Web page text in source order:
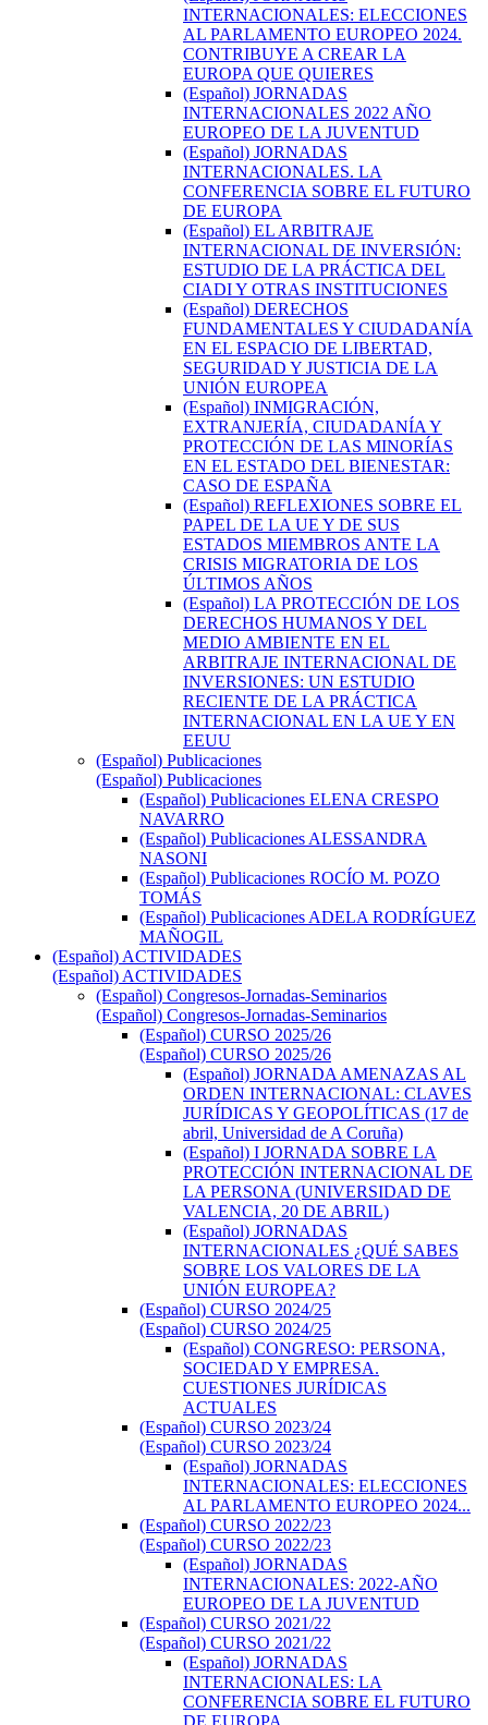
INTERNACIONALES: ELECCIONES
AL PARLAMENTO EUROPEO 2024.
CONTRIBUYE A CREAR LA
EUROPA QUE QUIERES
(Español) JORNADAS
INTERNACIONALES 2022 AÑO
EUROPEO DE LA JUVENTUD
(Español) JORNADAS
INTERNACIONALES. LA
CONFERENCIA SOBRE EL FUTURO
DE EUROPA
(Español) EL ARBITRAJE
INTERNACIONAL DE INVERSIÓN:
ESTUDIO DE LA PRÁCTICA DEL
CIADI Y OTRAS INSTITUCIONES
(Español) DERECHOS
FUNDAMENTALES Y CIUDADANÍA
EN EL ESPACIO DE LIBERTAD,
SEGURIDAD Y JUSTICIA DE LA
UNIÓN EUROPEA
(Español) INMIGRACIÓN,
EXTRANJERÍA, CIUDADANÍA Y
PROTECCIÓN DE LAS MINORÍAS
EN EL ESTADO DEL BIENESTAR:
CASO DE ESPAÑA
(Español) REFLEXIONES SOBRE EL
PAPEL DE LA UE Y DE SUS
ESTADOS MIEMBROS ANTE LA
CRISIS MIGRATORIA DE LOS
ÚLTIMOS AÑOS
(Español) LA PROTECCIÓN DE LOS
DERECHOS HUMANOS Y DEL
MEDIO AMBIENTE EN EL
ARBITRAJE INTERNACIONAL DE
INVERSIONES: UN ESTUDIO
RECIENTE DE LA PRÁCTICA
INTERNACIONAL EN LA UE Y EN
EEUU
(Español) Publicaciones
(Español) Publicaciones
(Español) Publicaciones ELENA CRESPO
NAVARRO
(Español) Publicaciones ALESSANDRA
NASONI
(Español) Publicaciones ROCÍO M. POZO
TOMÁS
(Español) Publicaciones ADELA RODRÍGUEZ
MAÑOGIL
(Español) ACTIVIDADES
(Español) ACTIVIDADES
(Español) Congresos-Jornadas-Seminarios
(Español) Congresos-Jornadas-Seminarios
(Español) CURSO 2025/26
(Español) CURSO 2025/26
(Español) JORNADA AMENAZAS AL
ORDEN INTERNACIONAL: CLAVES
JURÍDICAS Y GEOPOLÍTICAS (17 de
abril, Universidad de A Coruña)
(Español) I JORNADA SOBRE LA
PROTECCIÓN INTERNACIONAL DE
LA PERSONA (UNIVERSIDAD DE
VALENCIA, 20 DE ABRIL)
(Español) JORNADAS
INTERNACIONALES ¿QUÉ SABES
SOBRE LOS VALORES DE LA
UNIÓN EUROPEA?
(Español) CURSO 2024/25
(Español) CURSO 2024/25
(Español) CONGRESO: PERSONA,
SOCIEDAD Y EMPRESA.
CUESTIONES JURÍDICAS
ACTUALES
(Español) CURSO 2023/24
(Español) CURSO 2023/24
(Español) JORNADAS
INTERNACIONALES: ELECCIONES
AL PARLAMENTO EUROPEO 2024...
(Español) CURSO 2022/23
(Español) CURSO 2022/23
(Español) JORNADAS
INTERNACIONALES: 2022-AÑO
EUROPEO DE LA JUVENTUD
(Español) CURSO 2021/22
(Español) CURSO 2021/22
(Español) JORNADAS
INTERNACIONALES: LA
CONFERENCIA SOBRE EL FUTURO
DE EUROPA